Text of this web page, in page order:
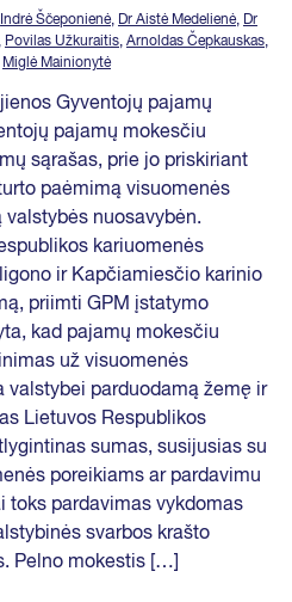
Indrė Ščeponienė, Dr Aistė Medelienė, Dr
, Povilas Užkuraitis, Arnoldas Čepkauskas,
Miglė Mainionytė
Gyventojų pajamų
pajamų mokesčiu
sąrašas, prie jo priskiriant
paėmimą visuomenės
nuosavybėn.
kariuomenės
ir Kapčiamiesčio karinio
priimti GPM įstatymo
kad pajamų mokesčiu
už visuomenės
valstybei parduodamą žemę ir
Lietuvos Respublikos
sumas, susijusias su
poreikiams ar pardavimu
toks pardavimas vykdomas
svarbos krašto
Pelno mokestis […]